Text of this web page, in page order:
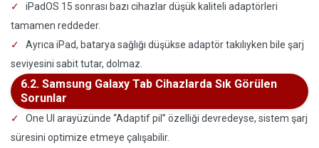
iPadOS 15 sonrası bazı cihazlar düşük kaliteli adaptörleri
tamamen reddeder.
Ayrıca iPad, batarya sağlığı düşükse adaptör takılıyken bile şarj
seviyesini sabit tutar, dolmaz.
6.2. Samsung Galaxy Tab Cihazlarda Sık Görülen
Sorunlar
One UI arayüzünde “Adaptif pil” özelliği devredeyse, sistem şarj
süresini optimize etmeye çalışabilir.